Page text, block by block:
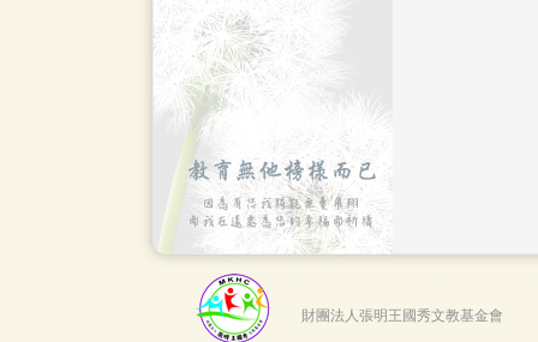
財團法人張明王國秀文教基金會